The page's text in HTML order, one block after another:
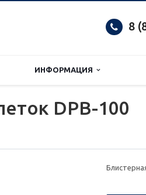
8
ИНФОРМАЦИЯ
DPB-100